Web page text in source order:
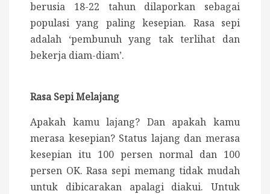
berusia 18-22 tahun dilaporkan sebagai
populasi yang paling kesepian. Rasa sepi
adalah ‘pembunuh yang tak terlihat dan
bekerja diam-diam’.
Rasa Sepi Melajang
Apakah kamu lajang? Dan apakah kamu
merasa kesepian? Status lajang dan merasa
kesepian itu 100 persen normal dan 100
persen OK. Rasa sepi memang tidak mudah
untuk dibicarakan apalagi diakui. Untuk